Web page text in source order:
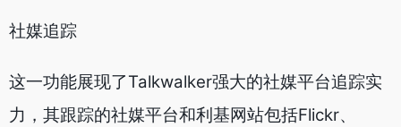
社媒追踪
这一功能展现了Talkwalker强大的社媒平台追踪实
力，其跟踪的社媒平台和利基网站包括Flickr、